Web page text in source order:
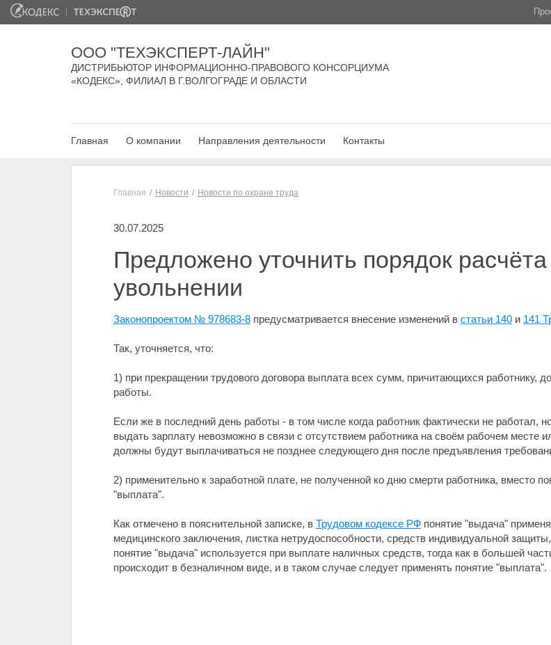
ООО "ТЕХЭКСПЕРТ-ЛАЙН"
ДИСТРИБЬЮТОР ИНФОРМАЦИОННО-ПРАВОВОГО КОНСОРЦИУМА
«КОДЕКС», ФИЛИАЛ В Г.ВОЛГОГРАДЕ И ОБЛАСТИ
Главная О компании Направления деятельности Контакты
Главная Новости Новости по охране труда
30.07.2025
Предложено уточнить порядок
увольнении
Законопроектом № 978683-8 предусматривается внесение изменений в статьи 140 и 141
Так, уточняется, что:
1) при прекращении трудового договора выплата всех сумм, причитающихся работнику,
работы.
Если же в последний день работы - в том числе когда работник фактически не работал,
выдать зарплату невозможно в связи с отсутствием работника на своём рабочем месте
должны будут выплачиваться не позднее следующего дня после предъявления
2) применительно к заработной плате, не полученной ко дню смерти работника, вместо
"выплата".
Как отмечено в пояснительной записке, в Трудовом кодексе РФ понятие "выдача"
медицинского заключения, листка нетрудоспособности, средств индивидуальной
понятие "выдача" используется при выплате наличных средств, тогда как в большей
происходит в безналичном виде, и в таком случае следует применять понятие "выплата".